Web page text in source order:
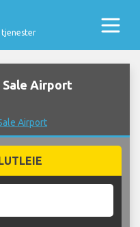
tjenester
Sale Airport
Airport